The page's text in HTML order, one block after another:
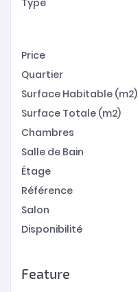
Type
Price
Quartier
Surface Habitable (m2)
Surface Totale (m2)
Chambres
Salle de Bain
Étage
Référence
Salon
Disponibilité
Feature